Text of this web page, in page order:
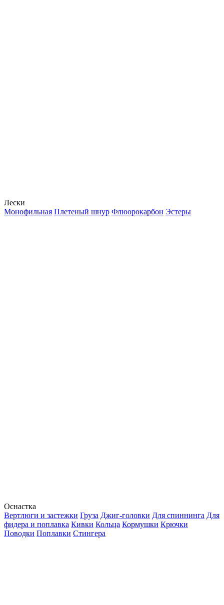
Лески
Монофильная Плетеный шнур Флюорокарбон Эстеры
Оснастка
Вертлюги и застежки Груза Джиг-головки Для спиннинга Для
фидера и поплавка Кивки Кольца Кормушки Крючки
Поводки Поплавки Стингера